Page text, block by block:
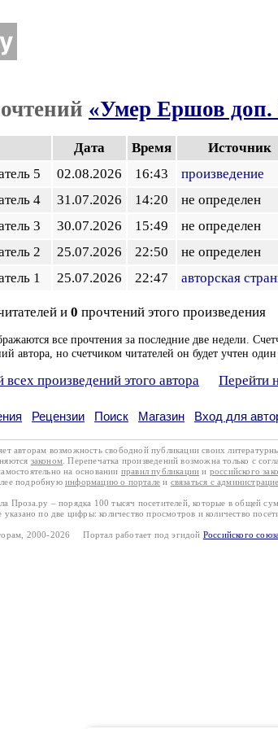
«Умер Ершов доп.
Дата Время
Источник
5
02.08.2026 16:43
произведение
4
31.07.2026 14:20
не определен
3
30.07.2026 15:49
не определен
2
25.07.2026 22:50
не определен
1
25.07.2026 22:47 авторская
и 0 прочтений этого произведения
все прочтения за последние две недели.
автора, но счетчиком читателей он будет учтен
произведений этого автора Перейти
Рецензии Поиск Магазин Вход для
авторам возможность свободной публикации своих
законом . Перепечатка произведений возможна только с
на основании правил публикации и российского
подробную информацию о портале и связаться с
Проза.ру – порядка 100 тысяч посетителей, которые в общей
по две цифры: количество просмотров и количество
2000-2026 Портал работает под эгидой Российского